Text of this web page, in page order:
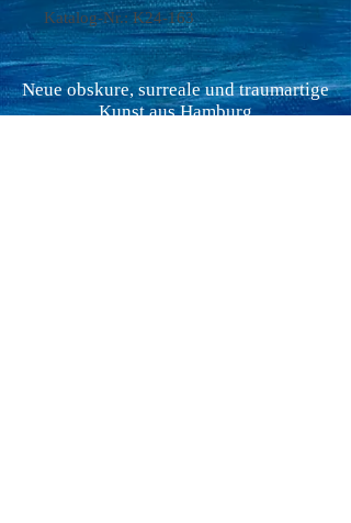
Katalog-Nr.: K24-163
Neue obskure, surreale und traumartige
Kunst aus Hamburg